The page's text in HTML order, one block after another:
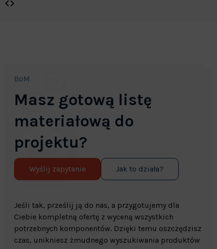
BoM
Masz gotową listę
materiałową do
projektu?
Wyślij zapytanie Jak to działa?
Jeśli tak, prześlij ją do nas, a przygotujemy dla
Ciebie kompletną ofertę z wyceną wszystkich
potrzebnych komponentów. Dzięki temu oszczędzisz
czas, unikniesz żmudnego wyszukiwania produktów